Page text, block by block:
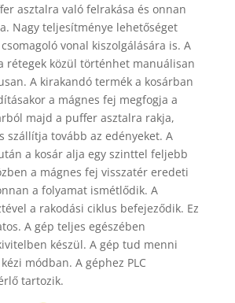
asztalra való felrakása és onnan
Nagy teljesítménye lehetőséget
vonal kiszolgálására is. A
rétegek közül történhet manuálisan
A kirakandó termék a kosárban
a mágnes fej megfogja a
majd a puffer asztalra rakja,
szállítja tovább az edényeket. A
a kosár alja egy szinttel feljebb
a mágnes fej visszatér eredeti
a folyamat ismétlődik. A
a rakodási ciklus befejeződik. Ez
A gép teljes egészében
készül. A gép tud menni
módban. A géphez PLC
tartozik.